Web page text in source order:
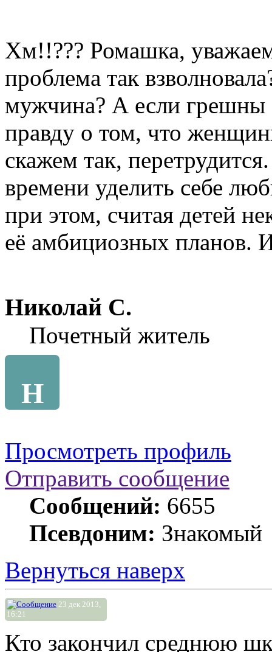
Хм!!??? Ромашка,
проблема так
мужчина? А если грешны
правду о том, что
скажем так,
времени уделить себе
при этом, считая детей
её амбициозных планов.
Николай С.
Почетный житель
Н
Просмотреть профиль
Отправить сообщение
Сообщений: 6655
Псевдоним: Знакомый
Вернуться наверх
23 дек 2013,
16:21
Кто закончил среднюю